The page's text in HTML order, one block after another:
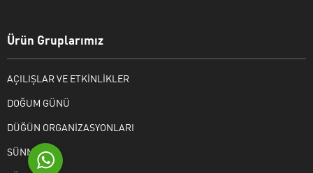
Ürün Gruplarımız
AÇILIŞLAR VE ETKİNLİKLER
DOĞUM GÜNÜ
DÜĞÜN ORGANİZASYONLARI
SÜNNET